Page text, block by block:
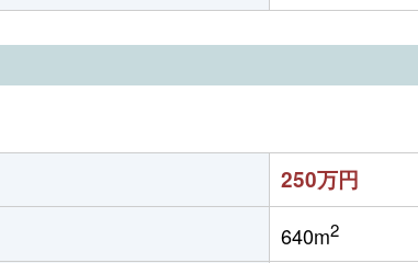
250万円
640m2